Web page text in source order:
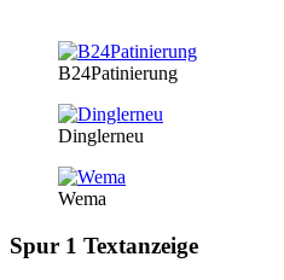
B24Patinierung
Dinglerneu
Wema
Spur 1 Textanzeige